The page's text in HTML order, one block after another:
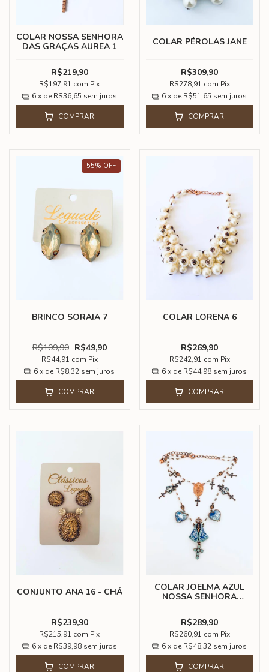
COLAR NOSSA SENHORA
DAS GRAÇAS AUREA 1
R$219,90
R$197,91 com Pix
6 x de R$36,65 sem juros
COMPRAR
COLAR PÉROLAS JANE
R$309,90
R$278,91 com Pix
6 x de R$51,65 sem juros
COMPRAR
55% OFF
BRINCO SORAIA 7
R$109,90 R$49,90
R$44,91 com Pix
6 x de R$8,32 sem juros
COMPRAR
COLAR LORENA 6
R$269,90
R$242,91 com Pix
6 x de R$44,98 sem juros
COMPRAR
CONJUNTO ANA 16 - CHÁ
R$239,90
R$215,91 com Pix
6 x de R$39,98 sem juros
COMPRAR
COLAR JOELMA AZUL
NOSSA SENHORA
R$289,90
R$260,91 com Pix
6 x de R$48,32 sem juros
COMPRAR